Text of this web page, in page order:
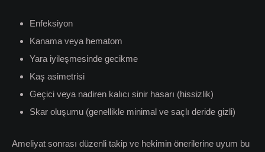
Enfeksiyon
Kanama veya hematom
Yara iyileşmesinde gecikme
Kaş asimetrisi
Geçici veya nadiren kalıcı sinir hasarı (hissizlik)
Skar oluşumu (genellikle minimal ve saçlı deride gizli)
Ameliyat sonrası düzenli takip ve hekimin önerilerine uyum bu